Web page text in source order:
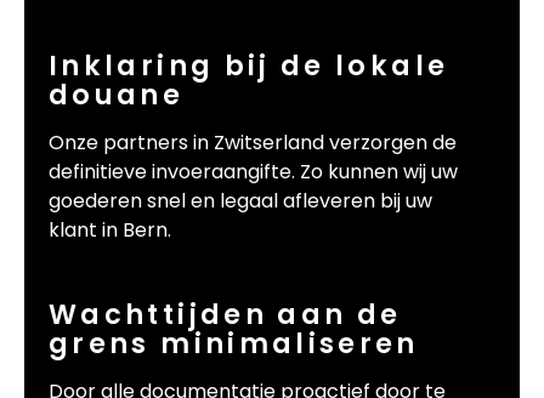
Inklaring bij de lokale
douane
Onze partners in Zwitserland verzorgen de
definitieve invoeraangifte. Zo kunnen wij uw
goederen snel en legaal afleveren bij uw
klant in Bern.
Wachttijden aan de
grens minimaliseren
Door alle documentatie proactief door te